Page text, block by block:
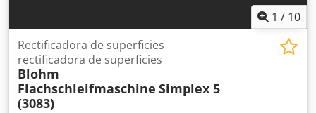
1 / 10
Rectificadora de superficies
rectificadora de superficies
Blohm
Flachschleifmaschine Simplex 5
(3083)